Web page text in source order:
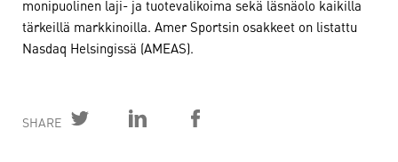
monipuolinen laji- ja tuotevalikoima sekä läsnäolo kaikilla
tärkeillä markkinoilla. Amer Sportsin osakkeet on listattu
Nasdaq Helsingissä (AMEAS).
SHARE